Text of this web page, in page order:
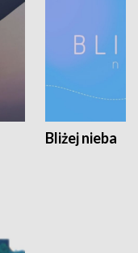
Bliżej nieba